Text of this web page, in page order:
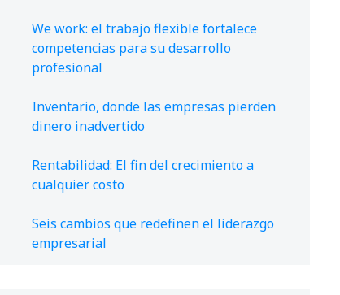
We work: el trabajo flexible fortalece
competencias para su desarrollo
profesional
Inventario, donde las empresas pierden
dinero inadvertido
Rentabilidad: El fin del crecimiento a
cualquier costo
Seis cambios que redefinen el liderazgo
empresarial